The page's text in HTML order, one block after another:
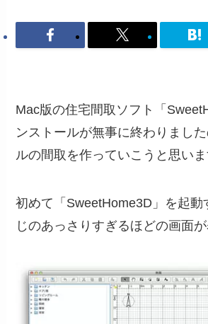
Mac版の住宅間取ソフト「
ンストールが無事に終わりまし
ルの間取を作っていこうと思いま
初めて「SweetHome3D」を起動
じのあっさりすぎるほどの画面が